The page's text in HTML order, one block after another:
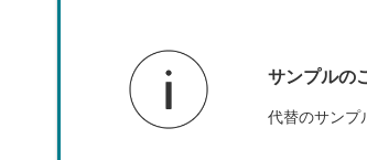
サンプルの
代替のサンプ